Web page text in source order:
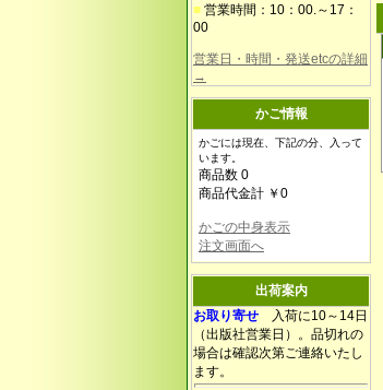
■ 営業時間：10：00.～17：
00
営業日・時間・発送etcの詳細
→
かご情報
かごには現在、下記の分、入って
います。
商品数 0
商品代金計 ￥0
かごの中身表示
注文画面へ
出荷案内
お取り寄せ 入荷に10～14日
（出版社営業日）。品切れの
場合は確認次第ご連絡いたし
ます。